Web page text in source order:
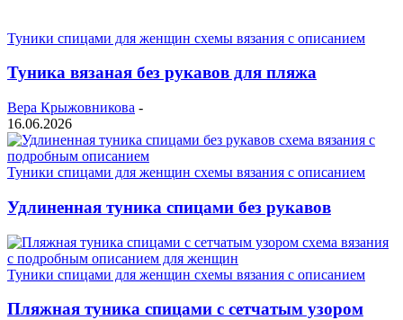
Туники спицами для женщин схемы вязания с описанием
Туника вязаная без рукавов для пляжа
Вера Крыжовникова -
16.06.2026
Туники спицами для женщин схемы вязания с описанием
Удлиненная туника спицами без рукавов
Туники спицами для женщин схемы вязания с описанием
Пляжная туника спицами с сетчатым узором